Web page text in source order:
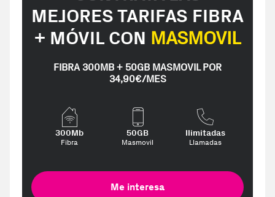
MEJORES TARIFAS FIBRA
+ MÓVIL CON MASMOVIL
FIBRA 300MB + 50GB MASMOVIL POR
34,90€/MES
300Mb
Fibra
50GB
Masmovil
Ilimitadas
Llamadas
Me interesa